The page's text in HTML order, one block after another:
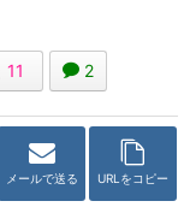
11 2
メールで送る URLをコピー